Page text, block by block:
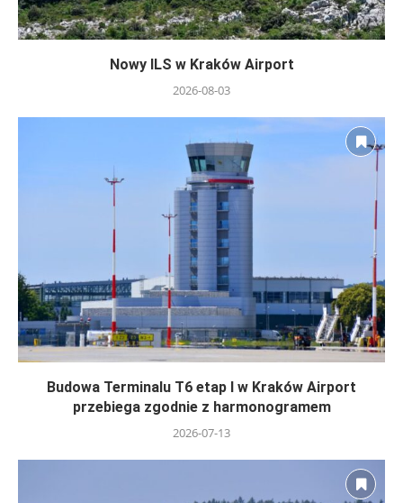
Nowy ILS w Kraków Airport
2026-08-03
Budowa Terminalu T6 etap I w Kraków Airport
przebiega zgodnie z harmonogramem
2026-07-13